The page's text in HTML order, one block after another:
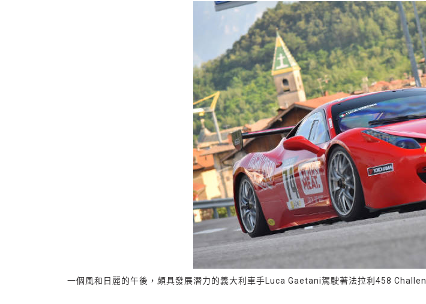
一個風和日麗的午後，頗具發展潛力的義大利車手Luca Gaetani駕駛著法拉利458